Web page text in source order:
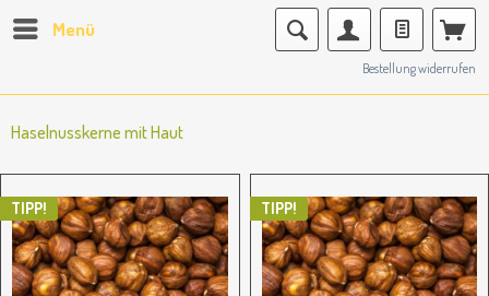
Menü
Bestellung widerrufen
Haselnusskerne mit Haut
TIPP! TIPP!